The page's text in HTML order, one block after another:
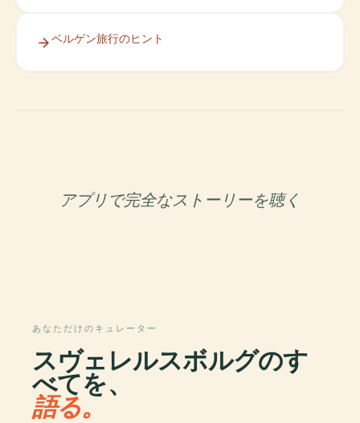
ベルゲン旅行のヒント
アプリで完全なストーリーを聴く
あなただけのキュレーター
スヴェレルスボルグのす
べてを、
語る。